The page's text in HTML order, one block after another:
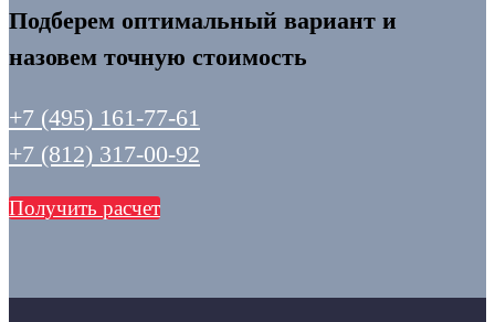
Подберем оптимальный вариант и
назовем точную стоимость
+7 (495) 161-77-61
+7 (812) 317-00-92
Получить расчет